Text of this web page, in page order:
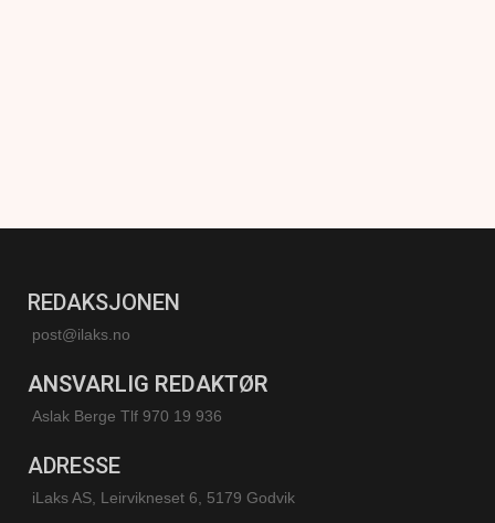
REDAKSJONEN
post@ilaks.no
ANSVARLIG REDAKTØR
Aslak Berge Tlf 970 19 936
ADRESSE
iLaks AS, Leirvikneset 6, 5179 Godvik